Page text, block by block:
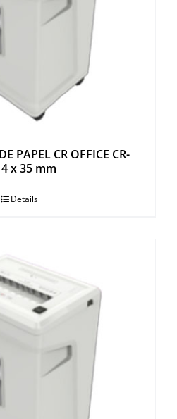
PAPEL CR OFFICE CR-
4 x 35 mm
Details